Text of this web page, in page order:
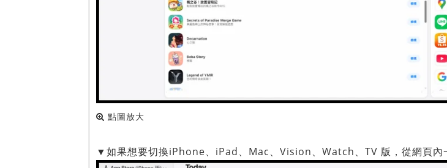
點圖放大
▼如果想要切換iPhone、iPad、Mac、Vision、Watch、TV 版，從網頁內